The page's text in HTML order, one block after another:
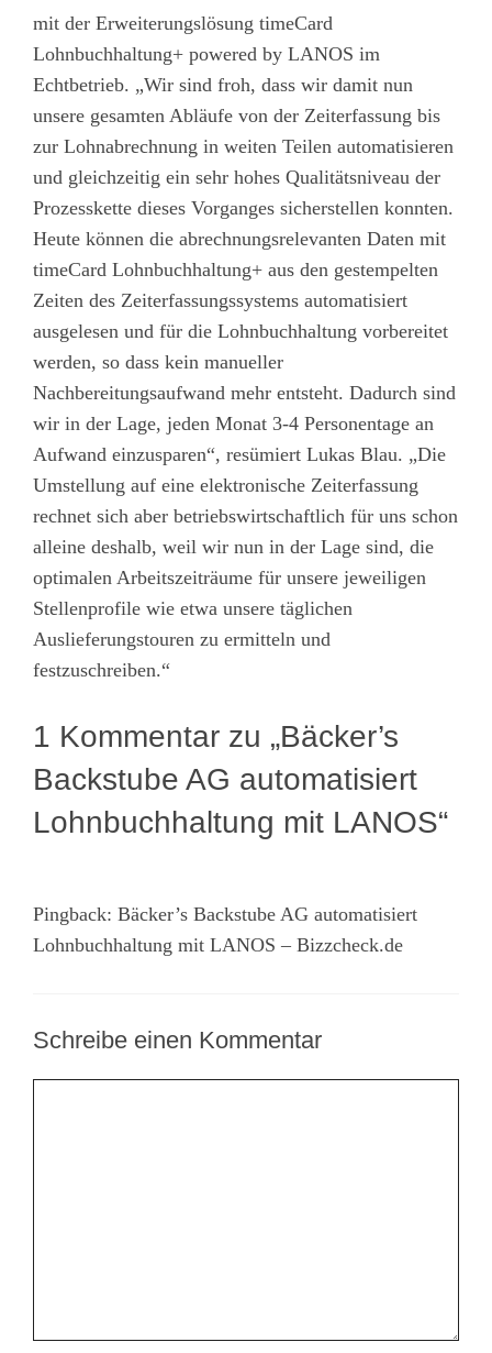
mit der Erweiterungslösung timeCard
Lohnbuchhaltung+ powered by LANOS im
Echtbetrieb. „Wir sind froh, dass wir damit nun
unsere gesamten Abläufe von der Zeiterfassung bis
zur Lohnabrechnung in weiten Teilen automatisieren
und gleichzeitig ein sehr hohes Qualitätsniveau der
Prozesskette dieses Vorganges sicherstellen konnten.
Heute können die abrechnungsrelevanten Daten mit
timeCard Lohnbuchhaltung+ aus den gestempelten
Zeiten des Zeiterfassungssystems automatisiert
ausgelesen und für die Lohnbuchhaltung vorbereitet
werden, so dass kein manueller
Nachbereitungsaufwand mehr entsteht. Dadurch sind
wir in der Lage, jeden Monat 3-4 Personentage an
Aufwand einzusparen“, resümiert Lukas Blau. „Die
Umstellung auf eine elektronische Zeiterfassung
rechnet sich aber betriebswirtschaftlich für uns schon
alleine deshalb, weil wir nun in der Lage sind, die
optimalen Arbeitszeiträume für unsere jeweiligen
Stellenprofile wie etwa unsere täglichen
Auslieferungstouren zu ermitteln und
festzuschreiben.“
1 Kommentar zu „Bäcker’s
Backstube AG automatisiert
Lohnbuchhaltung mit LANOS“
Pingback: Bäcker’s Backstube AG automatisiert
Lohnbuchhaltung mit LANOS – Bizzcheck.de
Schreibe einen Kommentar